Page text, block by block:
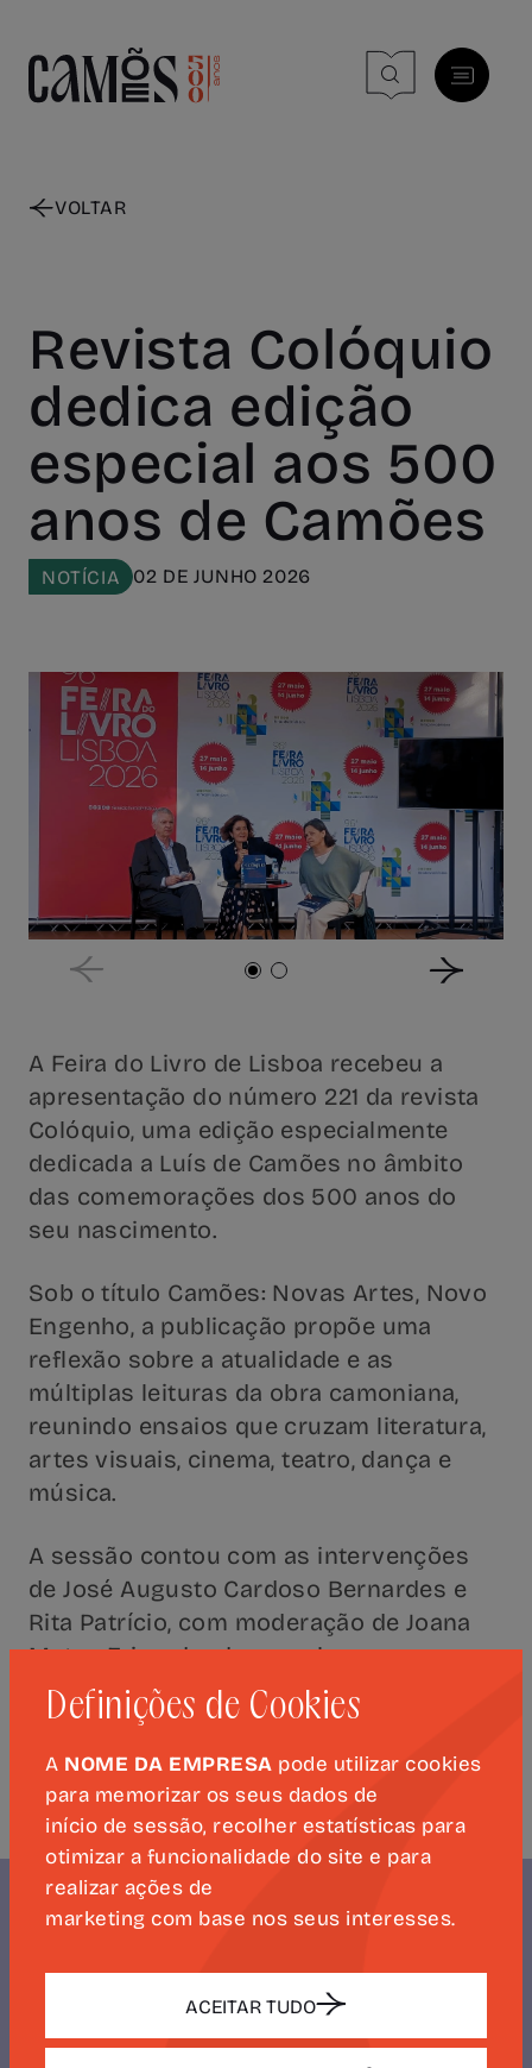
VOLTAR
Revista Colóquio
dedica edição
especial aos 500
anos de Camões
NOTÍCIA 02 DE JUNHO 2026
A Feira do Livro de Lisboa recebeu a
apresentação do número 221 da revista
Colóquio, uma edição especialmente
dedicada a Luís de Camões no âmbito
das comemorações dos 500 anos do
seu nascimento.
Sob o título Camões: Novas Artes, Novo
Engenho, a publicação propõe uma
reflexão sobre a atualidade e as
múltiplas leituras da obra camoniana,
reunindo ensaios que cruzam literatura,
artes visuais, cinema, teatro, dança e
música.
A sessão contou com as intervenções
de José Augusto Cardoso Bernardes e
Rita Patrício, com moderação de Joana
Matos Frias, dando a conhecer um
volume que explora as diferentes formas
de permanência e reinvenção de Camões
na cultura contemporânea.
NEWSLETTER
CAMÕES 500
Definições de Cookies
A NOME DA EMPRESA pode utilizar cookies
para memorizar os seus dados de
início de sessão, recolher estatísticas para
otimizar a funcionalidade do site e para
realizar ações de
marketing com base nos seus interesses.
ACEITAR TUDO